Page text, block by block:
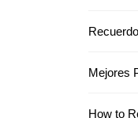
Mejores
How to